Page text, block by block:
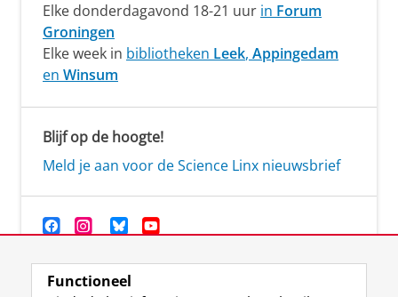
Elke donderdagavond 18-21 uur in Forum
Groningen
Elke week in bibliotheken Leek, Appingedam
en Winsum
Blijf op de hoogte!
Meld je aan voor de Science Linx nieuwsbrief
Functioneel